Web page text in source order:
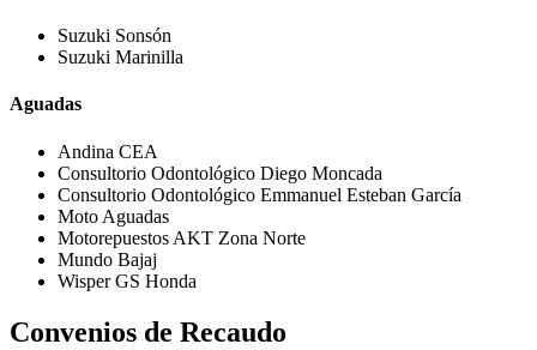
Suzuki Sonsón
Suzuki Marinilla
Aguadas
Andina CEA
Consultorio Odontológico Diego Moncada
Consultorio Odontológico Emmanuel Esteban García
Moto Aguadas
Motorepuestos AKT Zona Norte
Mundo Bajaj
Wisper GS Honda
Convenios de Recaudo